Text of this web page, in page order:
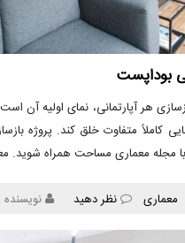
بوداپست
هر آپارتمانی، نمای اولیه آن
کاملاً متفاوت خلق کند. پروژه
مجله معماری مساحت همراه شوید.
دسته
ها
معماری نظر دهید نویسنده